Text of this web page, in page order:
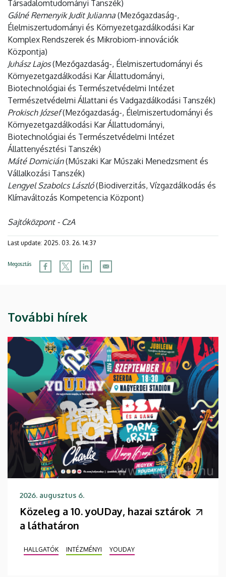
Társadalomtudományi Tanszék)
Gálné Remenyik Judit Julianna (Mezőgazdaság-,
Élelmiszertudományi és Környezetgazdálkodási Kar
Komplex Rendszerek és Mikrobiom-innovációk
Központja)
Juhász Lajos(Mezőgazdaság-, Élelmiszertudományi és
Környezetgazdálkodási Kar Állattudományi,
Biotechnológiai és Természetvédelmi Intézet
Természetvédelmi Állattani és Vadgazdálkodási Tanszék)
Prokisch József(Mezőgazdaság-, Élelmiszertudományi és
Környezetgazdálkodási Kar Állattudományi,
Biotechnológiai és Természetvédelmi Intézet
Állattenyésztési Tanszék)
Máté Domicián(Műszaki Kar Műszaki Menedzsment és
Vállalkozási Tanszék)
Lengyel Szabolcs László(Biodiverzitás, Vízgazdálkodás és
Klímaváltozás Kompetencia Központ)
Sajtóközpont - CzA
Last update: 2025. 03. 26. 14:37
Megosztás
További hírek
2026. augusztus 6.
Közeleg a 10. yoUDay, hazai sztárok
a láthatáron
HALLGATÓK INTÉZMÉNYI YOUDAY